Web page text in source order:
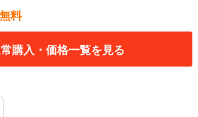
料
購入・価格一覧を見る